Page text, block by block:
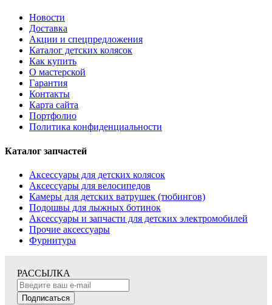
Новости
Доставка
Акции и спецпредложения
Каталог детских колясок
Как купить
О мастерской
Гарантия
Контакты
Карта сайта
Портфолио
Политика конфиденциальности
Каталог запчастей
Аксессуары для детских колясок
Аксессуары для велосипедов
Камеры для детских ватрушек (тюбингов)
Подошвы для лыжных ботинок
Аксессуары и запчасти для детских электромобилей
Прочие аксессуары
Фурнитура
РАССЫЛКА
Подписаться